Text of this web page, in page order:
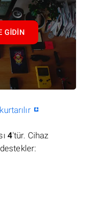
GIDIN
4'tür. Cihaz